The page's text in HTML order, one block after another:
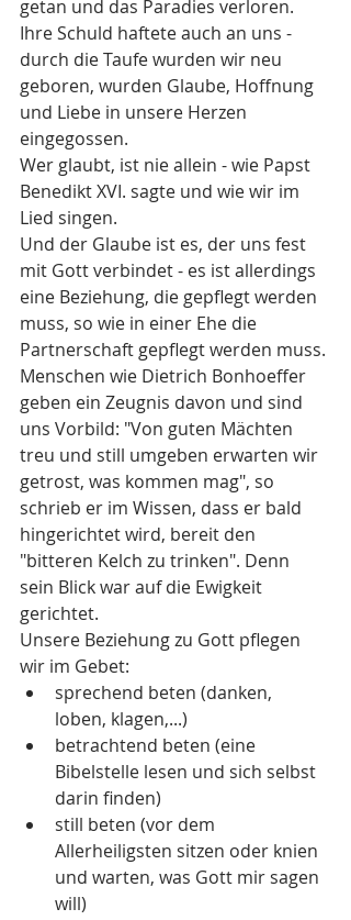
getan und das Paradies verloren.
Ihre Schuld haftete auch an uns -
durch die Taufe wurden wir neu
geboren, wurden Glaube, Hoffnung
und Liebe in unsere Herzen
eingegossen.
Wer glaubt, ist nie allein - wie Papst
Benedikt XVI. sagte und wie wir im
Lied singen.
Und der Glaube ist es, der uns fest
mit Gott verbindet - es ist allerdings
eine Beziehung, die gepflegt werden
muss, so wie in einer Ehe die
Partnerschaft gepflegt werden muss.
Menschen wie Dietrich Bonhoeffer
geben ein Zeugnis davon und sind
uns Vorbild: "Von guten Mächten
treu und still umgeben erwarten wir
getrost, was kommen mag", so
schrieb er im Wissen, dass er bald
hingerichtet wird, bereit den
"bitteren Kelch zu trinken". Denn
sein Blick war auf die Ewigkeit
gerichtet.
Unsere Beziehung zu Gott pflegen
wir im Gebet:
sprechend beten (danken,
loben, klagen,...)
betrachtend beten (eine
Bibelstelle lesen und sich selbst
darin finden)
still beten (vor dem
Allerheiligsten sitzen oder knien
und warten, was Gott mir sagen
will)